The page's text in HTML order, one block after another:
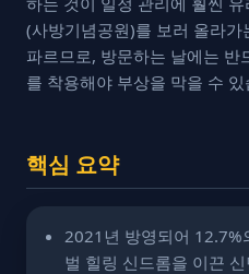
(사방기념공원)를 보러 올라
파르므로, 방문하는 날에는
를 착용해야 부상을 막을 수 있
핵심 요약
2021년 방영되어 12.7%
벌 힐링 신드롬을 이끈